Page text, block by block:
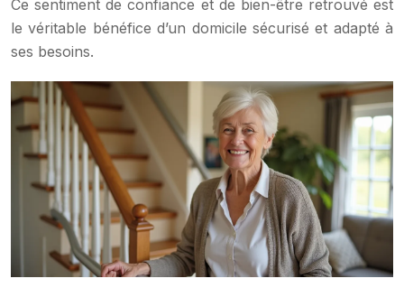
Ce sentiment de confiance et de bien-être retrouvé est
le véritable bénéfice d’un domicile sécurisé et adapté à
ses besoins.